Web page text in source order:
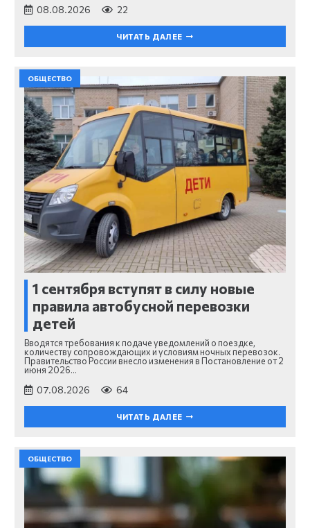
08.08.2026 22
ЧИТАТЬ ДАЛЕЕ
ОБЩЕСТВО
1 сентября вступят в силу новые
правила автобусной перевозки
детей
Вводятся требования к подаче уведомлений о поездке,
количеству сопровождающих и условиям ночных перевозок.
Правительство России внесло изменения в Постановление от 2
июня 2026…
07.08.2026 64
ЧИТАТЬ ДАЛЕЕ
ОБЩЕСТВО